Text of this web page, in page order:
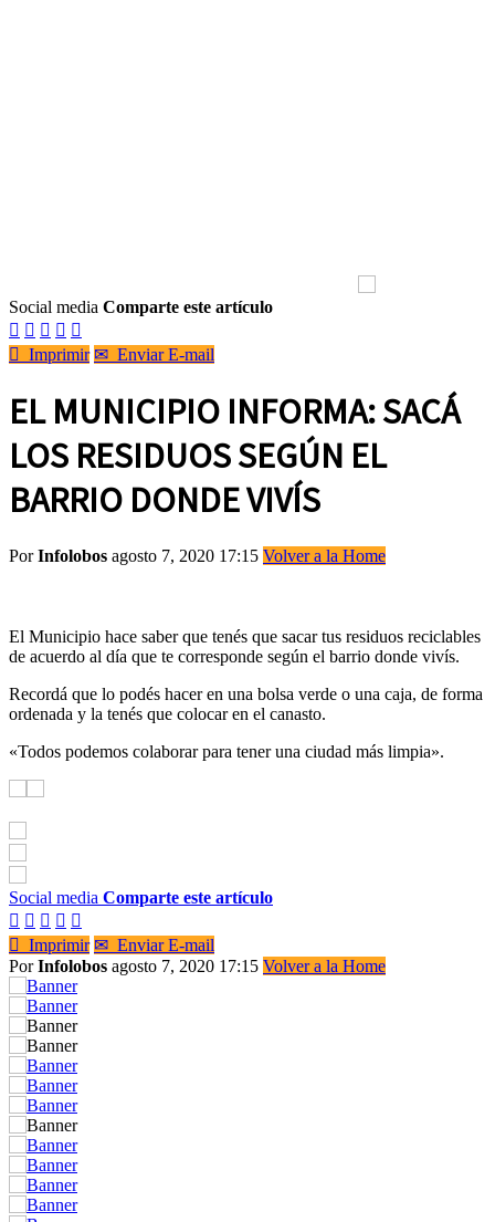
Social media Comparte este artículo
    
 Imprimir ✉ Enviar E-mail
EL MUNICIPIO INFORMA: SACÁ
LOS RESIDUOS SEGÚN EL
BARRIO DONDE VIVÍS
PorInfolobos agosto 7, 2020 17:15 Volver a la Home
El Municipio hace saber que tenés que sacar tus residuos reciclables
de acuerdo al día que te corresponde según el barrio donde vivís.
Recordá que lo podés hacer en una bolsa verde o una caja, de forma
ordenada y la tenés que colocar en el canasto.
«Todos podemos colaborar para tener una ciudad más limpia».
Social media Comparte este artículo
    
 Imprimir ✉ Enviar E-mail
PorInfolobos agosto 7, 2020 17:15 Volver a la Home